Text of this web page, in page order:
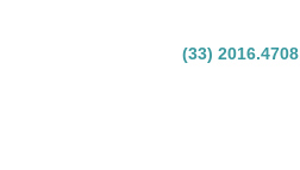
(33) 2016.4708